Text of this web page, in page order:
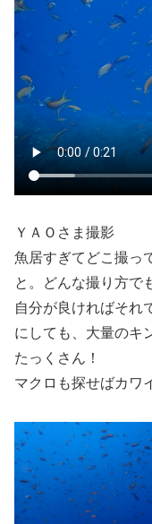
ＹＡＯさま撮影
魚居すぎてどこ撮っ
と。どんな撮り方で
自分が良ければそれ
にしても、大量のキ
たっくさん！
マクロも探せばカワ